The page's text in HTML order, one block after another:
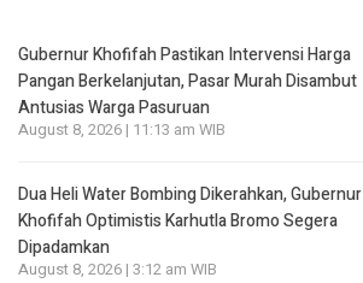
Gubernur Khofifah Pastikan Intervensi Harga
Pangan Berkelanjutan, Pasar Murah Disambut
Antusias Warga Pasuruan
August 8, 2026 | 11:13 am WIB
Dua Heli Water Bombing Dikerahkan, Gubernur
Khofifah Optimistis Karhutla Bromo Segera
Dipadamkan
August 8, 2026 | 3:12 am WIB